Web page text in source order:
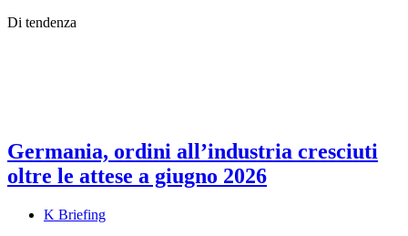
Di tendenza
Germania, ordini all’industria cresciuti
oltre le attese a giugno 2026
K Briefing